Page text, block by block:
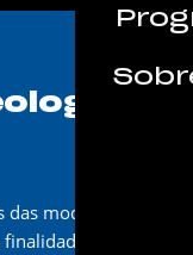
modificações
de